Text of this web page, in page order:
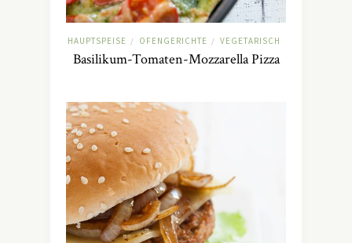
HAUPTSPEISE / OFENGERICHTE / VEGETARISCH
Basilikum-Tomaten-Mozzarella Pizza